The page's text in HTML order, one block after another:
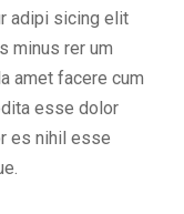
adipi sicing elit
minus rer um
amet facere cum
esse dolor
es nihil esse